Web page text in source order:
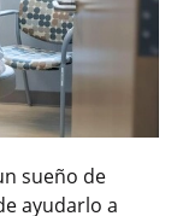
sueño de
ayudarlo a